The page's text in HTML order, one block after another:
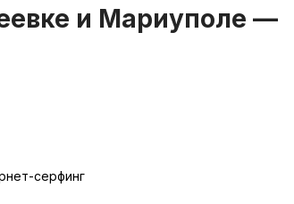
и Мариуполе —
серфинг